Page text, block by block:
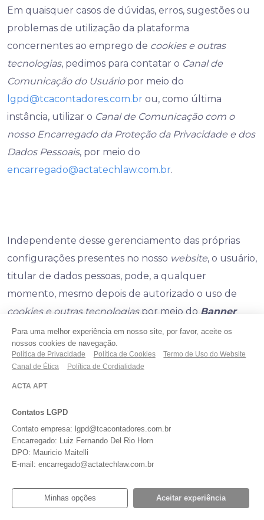
Em quaisquer casos de dúvidas, erros, sugestões ou
problemas de utilização da plataforma
concernentes ao emprego de cookies e outras
tecnologias, pedimos para contatar o Canal de
Comunicação do Usuáriopor meio do
lgpd@tcacontadores.com.br ou, como última
instância, utilizar o Canal de Comunicação com o
nosso Encarregado da Proteção da Privacidade e dos
Dados Pessoais, por meio do
encarregado@actatechlaw.com.br.
Independente desse gerenciamento das próprias
configurações presentes no nosso website, o usuário,
titular de dados pessoas, pode, a qualquer
momento, mesmo depois de autorizado o uso de
cookies e outras tecnologias por meio do Banner
LGPD, decidir ser notificado sobre a recepção de
cookies, bem como bloquear a respectiva entrada no
seu sistema por meio da desativação de parte ou da
totalidade dos nossos
A maioria dos navegadores de internet (
permite que você escolha se aceita os
outras tecnologias. A maioria também permite
eliminar oscookies e outras tecnologiasjá definidas.
Para uma melhor experiência em nosso site, por favor, aceite os
nossos cookies de navegação.
Política de Privacidade Política de Cookies
Termo de Uso do Website
Canal de Ética
Política de Cordialidade
ACTA APT
Contatos LGPD
Contato empresa: lgpd@tcacontadores.com.br
Encarregado: Luiz Fernando Del Rio Horn
DPO: Mauricio Maitelli
E-mail: encarregado@actatechlaw.com.br
Minhas opções Aceitar experiência